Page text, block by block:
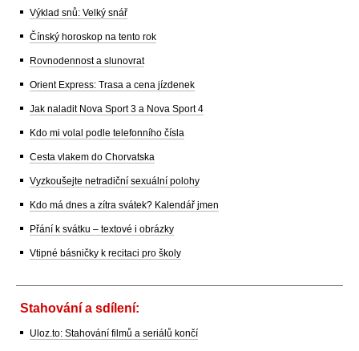
Výklad snů: Velký snář
Čínský horoskop na tento rok
Rovnodennost a slunovrat
Orient Express: Trasa a cena jízdenek
Jak naladit Nova Sport 3 a Nova Sport 4
Kdo mi volal podle telefonního čísla
Cesta vlakem do Chorvatska
Vyzkoušejte netradiční sexuální polohy
Kdo má dnes a zítra svátek? Kalendář jmen
Přání k svátku – textové i obrázky
Vtipné básničky k recitaci pro školy
Stahování a sdílení:
Uloz.to: Stahování filmů a seriálů končí